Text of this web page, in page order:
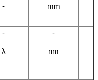
- mm
- -
λ nm